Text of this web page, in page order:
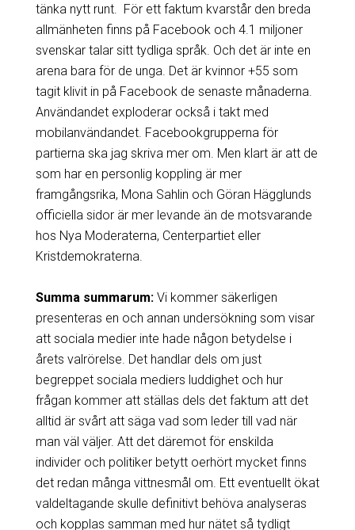
tänka nytt runt. För ett faktum kvarstår den breda
allmänheten finns på Facebook och 4.1 miljoner
svenskar talar sitt tydliga språk. Och det är inte en
arena bara för de unga. Det är kvinnor +55 som
tagit klivit in på Facebook de senaste månaderna.
Användandet exploderar också i takt med
mobilanvändandet. Facebookgrupperna för
partierna ska jag skriva mer om. Men klart är att de
som har en personlig koppling är mer
framgångsrika, Mona Sahlin och Göran Hägglunds
officiella sidor är mer levande än de motsvarande
hos Nya Moderaterna, Centerpartiet eller
Kristdemokraterna.
Summa summarum: Vi kommer säkerligen
presenteras en och annan undersökning som visar
att sociala medier inte hade någon betydelse i
årets valrörelse. Det handlar dels om just
begreppet sociala mediers luddighet och hur
frågan kommer att ställas dels det faktum att det
alltid är svårt att säga vad som leder till vad när
man väl väljer. Att det däremot för enskilda
individer och politiker betytt oerhört mycket finns
det redan många vittnesmål om. Ett eventuellt ökat
valdeltagande skulle definitivt behöva analyseras
och kopplas samman med hur nätet så tydligt